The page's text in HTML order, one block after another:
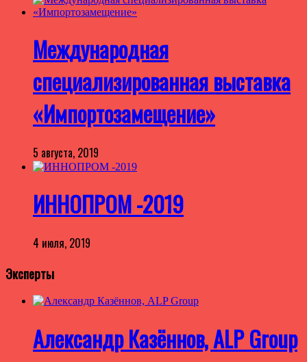
Международная
специализированная выставка
«Импортозамещение»
5 августа, 2019
ИННОПРОМ -2019
4 июля, 2019
Эксперты
Александр Казённов, ALP Group